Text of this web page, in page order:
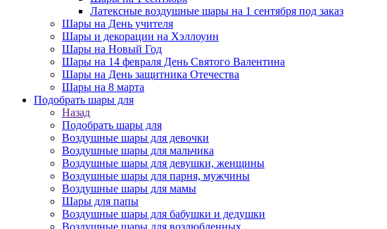
Латексные воздушные шары на 1 сентября под заказ
Шары на День учителя
Шары и декорации на Хэллоуин
Шары на Новый Год
Шары на 14 февраля День Святого Валентина
Шары на День защитника Отечества
Шары на 8 марта
Подобрать шары для
Назад
Подобрать шары для
Воздушные шары для девочки
Воздушные шары для мальчика
Воздушные шары для девушки, женщины
Воздушные шары для парня, мужчины
Воздушные шары для мамы
Шары для папы
Воздушные шары для бабушки и дедушки
Воздушные шары для возлюбленных